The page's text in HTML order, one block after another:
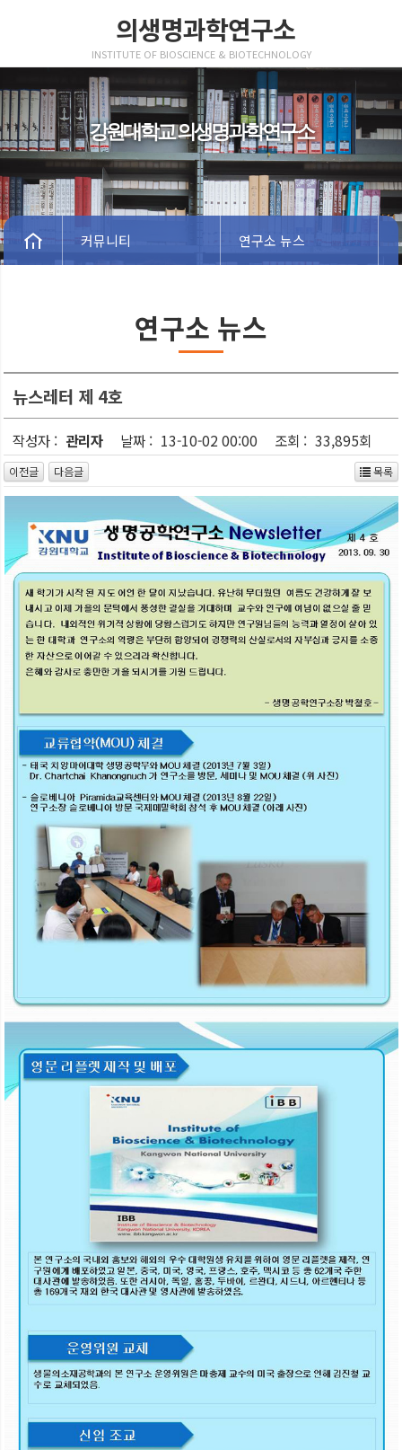
의생명과학연구소
INSTITUTE OF BIOSCIENCE & BIOTECHNOLOGY
강원대학교 의생명과학연구소
커뮤니티 연구소 뉴스
연구소 뉴스
뉴스레터 제 4호
작성자 : 관리자 날짜 : 13-10-02 00:00 조회 : 33,895회
이전글 다음글 목록